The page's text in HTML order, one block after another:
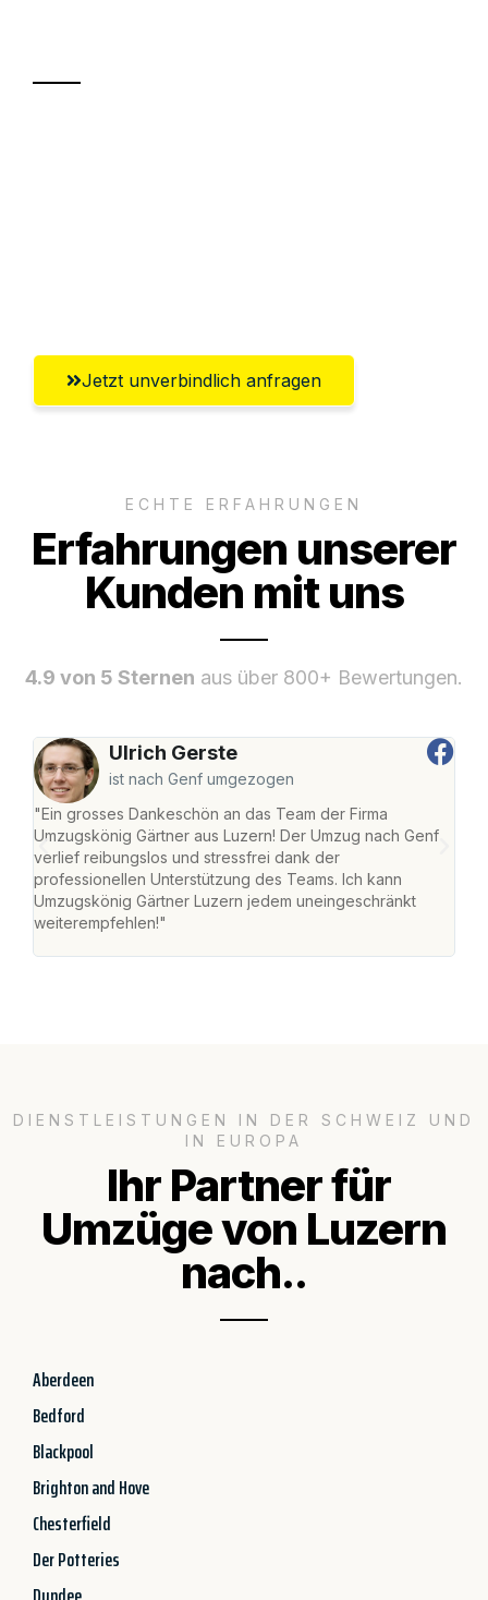
Jetzt unverbindlich anfragen
ECHTE ERFAHRUNGEN
Erfahrungen unserer
Kunden mit uns
4.9 von 5 Sternen aus über 800+ Bewertungen.
Ulrich Gerste
ist nach Genf umgezogen
"Ein grosses Dankeschön an das Team der Firma
Umzugskönig Gärtner aus Luzern! Der Umzug nach Genf
verlief reibungslos und stressfrei dank der
professionellen Unterstützung des Teams. Ich kann
Umzugskönig Gärtner Luzern jedem uneingeschränkt
weiterempfehlen!"
DIENSTLEISTUNGEN IN DER SCHWEIZ UND
IN EUROPA
Ihr Partner für
Umzüge von Luzern
nach..
Aberdeen
Bedford
Blackpool
Brighton and Hove
Chesterfield
Der Potteries